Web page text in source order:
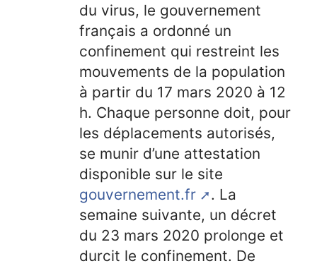
du virus, le gouvernement
français a ordonné un
confinement qui restreint les
mouvements de la population
à partir du 17 mars 2020 à 12
h. Chaque personne doit, pour
les déplacements autorisés,
se munir d’une attestation
disponible sur le site
gouvernement.fr
. La
semaine suivante, un décret
du 23 mars 2020 prolonge et
durcit le confinement. De